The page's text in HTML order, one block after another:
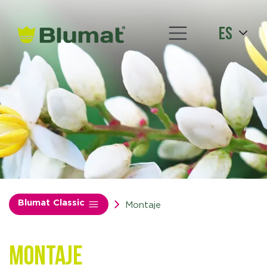
es
Blumat Classic Montaje
Montaje